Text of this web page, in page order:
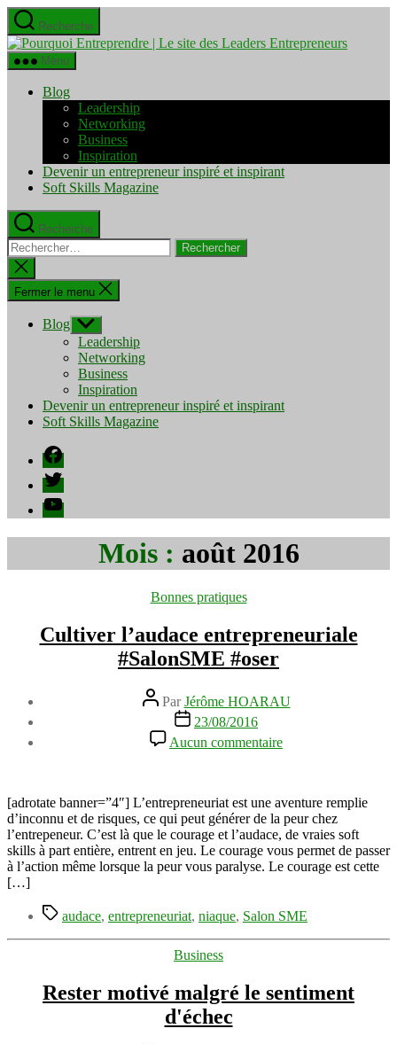
Aller
au
contenu
Recherche
Pourquoi
Menu
Blog
Leadership
Networking
Business
Inspiration
Devenir un entrepreneur inspiré et inspirant
Soft Skills Magazine
Recherche
Rechercher :
Fermer
la
recherche
Fermer le menu
Blog Afficher
le
sous-
menu
Leadership
Networking
Business
Inspiration
Devenir un entrepreneur inspiré et inspirant
Soft Skills Magazine
Facebook
Twitter
YouTube
Mois : août 2016
Catégories
Bonnes pratiques
Cultiver l’audace entrepreneuriale
#SalonSME #oser
Auteur
de
l’article
ParJérôme HOARAU
Date
l’article
23/08/2016
Aucun commentaire
Cultiver
#SalonSME
#oser
[adrotate banner=”4″] L’entrepreneuriat est une aventure remplie
d’inconnu et de risques, ce qui peut générer de la peur chez
l’entrepeneur. C’est là que le courage et l’audace, de vraies soft
skills à part entière, entrent en jeu. Le courage vous permet de passer
à l’action même lorsque la peur vous paralyse. Le courage est cette
[…]
Étiquettes
audace, entrepreneuriat, niaque, Salon SME
Catégories
Business
Rester motivé malgré le sentiment
d'échec